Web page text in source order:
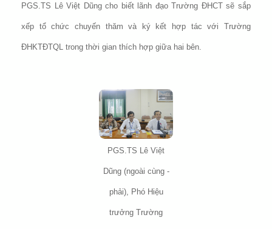
PGS.TS Lê Việt Dũng cho biết lãnh đạo Trường ĐHCT sẽ sắp
xếp tổ chức chuyến thăm và ký kết hợp tác với Trường
ĐHKTĐTQL trong thời gian thích hợp giữa hai bên.
PGS.TS Lê Việt
Dũng (ngoài cùng -
phải), Phó Hiệu
trưởng Trường